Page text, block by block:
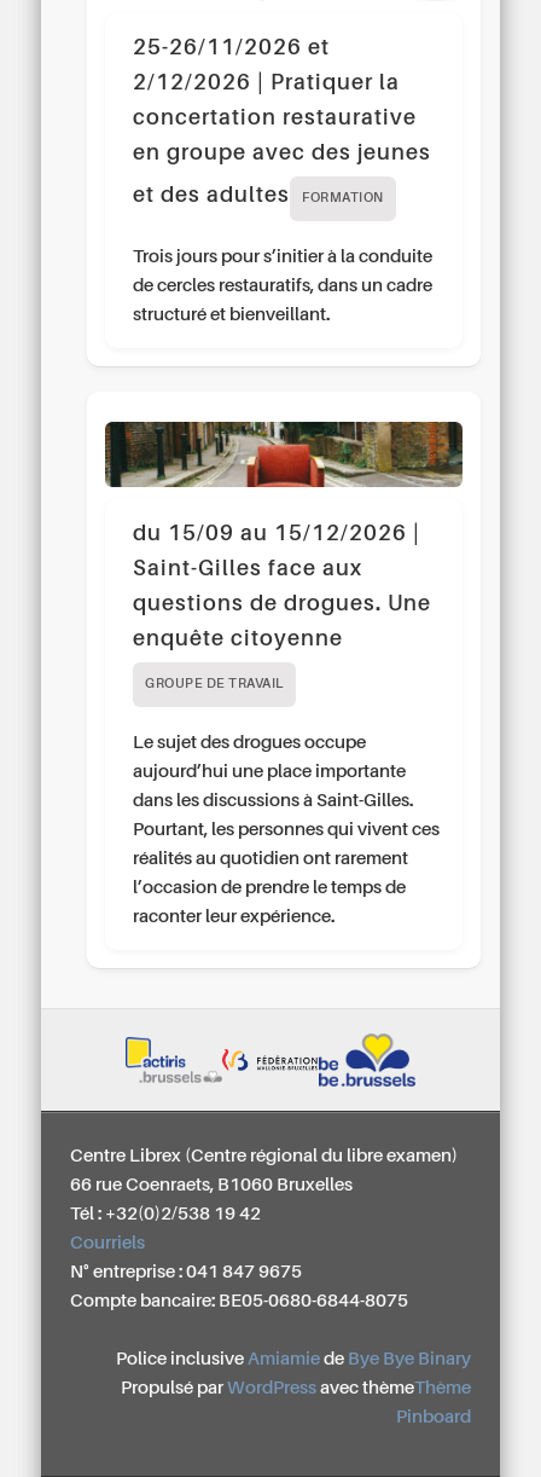
25-26/11/2026 et
2/12/2026 | Pratiquer la
concertation restaurative
en groupe avec des jeunes
et des adultes
FORMATION
Trois jours pour s’initier à la conduite
de cercles restauratifs, dans un cadre
structuré et bienveillant.
du 15/09 au 15/12/2026 |
Saint-Gilles face aux
questions de drogues. Une
enquête citoyenne
GROUPE DE TRAVAIL
Le sujet des drogues occupe
aujourd’hui une place importante
dans les discussions à Saint-Gilles.
Pourtant, les personnes qui vivent ces
réalités au quotidien ont rarement
l’occasion de prendre le temps de
raconter leur expérience.
Centre Librex (Centre régional du libre examen)
66 rue Coenraets, B1060 Bruxelles
Tél : +32(0)2/538 19 42
Courriels
N° entreprise : 041 847 9675
Compte bancaire: BE05-0680-6844-8075
Police inclusive Amiamiede Bye Bye Binary
Propulsé par WordPressavec thèmeThème
Pinboard